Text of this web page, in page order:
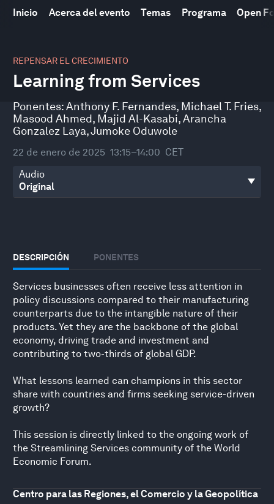
Inicio Acerca del evento Temas Programa Open
REPENSAR EL CRECIMIENTO
Learning from Services
Ponentes:Anthony F. Fernandes, Michael T. Fries,
Masood Ahmed, Majid Al-Kasabi,Arancha
Gonzalez Laya,Jumoke Oduwole
22 de enero de 2025 13:15–14:00 CET
Audio
DESCRIPCIÓN PONENTES
Services businesses often receive less attention in
policy discussions compared to their manufacturing
counterparts due to the intangible nature of their
products. Yet they are the backbone of the global
economy, driving trade and investment and
contributing to two-thirds of global GDP.
What lessons learned can champions in this sector
share with countries and firms seeking service-driven
growth?
This session is directly linked to the ongoing work of
the Streamlining Services community of the World
Economic Forum.
Centro para las Regiones, el Comercio y la Geopolítica
seconds
minutes,
seconds